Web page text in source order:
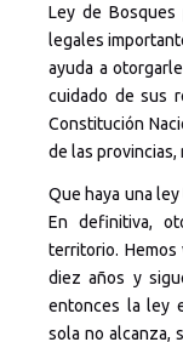
Ley de Bosques
legales
ayuda a
cuidado de sus
Constitución
de las provincias,
Que haya una
En definitiva,
territorio.
diez años y
entonces la ley
sola no alcanza,